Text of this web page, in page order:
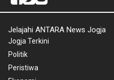
Jelajahi ANTARA News Jogja
Jogja Terkini
Politik
Peristiwa